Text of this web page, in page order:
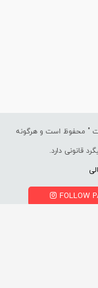
" محفوظ است و هرگونه
قانونی دارد.
FOLLOW